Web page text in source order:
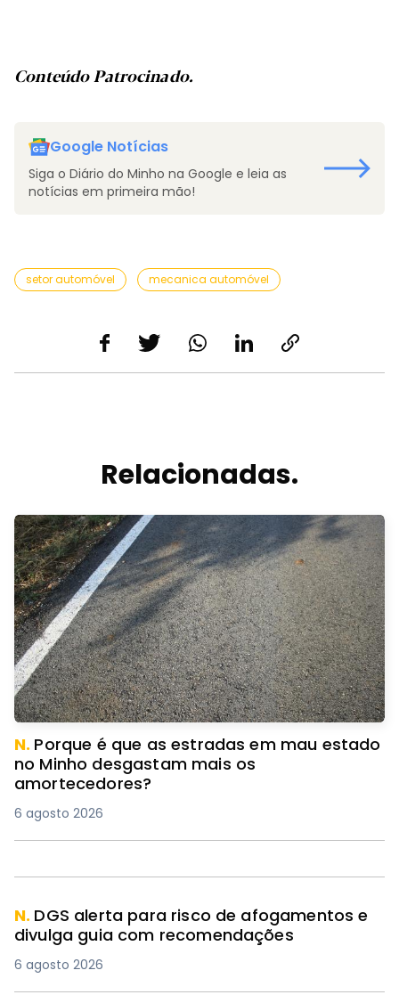
Conteúdo Patrocinado.
Google Notícias
Siga o Diário do Minho na Google e leia as
notícias em primeira mão!
setor automóvel mecanica automóvel
Relacionadas.
N. Porque é que as estradas em mau estado
no Minho desgastam mais os
amortecedores?
6 agosto 2026
N. DGS alerta para risco de afogamentos e
divulga guia com recomendações
6 agosto 2026